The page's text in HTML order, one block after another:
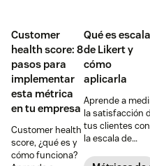
Customer
health score: 8
pasos para
implementar
esta métrica
en tu empresa
Customer health
score, ¿qué es y
cómo funciona?
Qué es escala
de Likert y
cómo
aplicarla
Aprende a
la satisfacción
tus clientes con
la escala de